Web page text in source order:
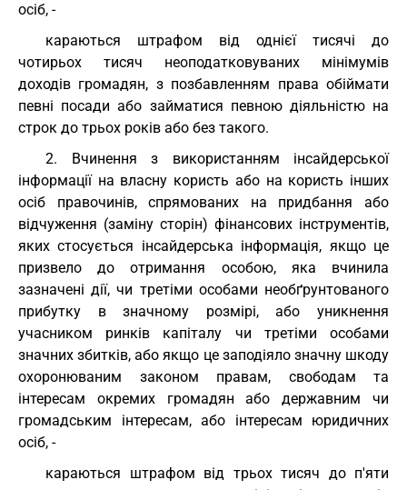
осіб, -
караються штрафом від однієї тисячі до
чотирьох тисяч неоподатковуваних мінімумів
доходів громадян, з позбавленням права обіймати
певні посади або займатися певною діяльністю на
строк до трьох років або без такого.
2. Вчинення з використанням інсайдерської
інформації на власну користь або на користь інших
осіб правочинів, спрямованих на придбання або
відчуження (заміну сторін) фінансових інструментів,
яких стосується інсайдерська інформація, якщо це
призвело до отримання особою, яка вчинила
зазначені дії, чи третіми особами необґрунтованого
прибутку в значному розмірі, або уникнення
учасником ринків капіталу чи третіми особами
значних збитків, або якщо це заподіяло значну шкоду
охоронюваним законом правам, свободам та
інтересам окремих громадян або державним чи
громадським інтересам, або інтересам юридичних
осіб, -
караються штрафом від трьох тисяч до п'яти